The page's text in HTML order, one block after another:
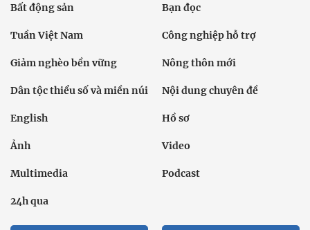
Bất động sản Bạn đọc
Tuần Việt Nam Công nghiệp hỗ trợ
Giảm nghèo bền vững Nông thôn mới
Dân tộc thiểu số và miền núi Nội dung chuyên đề
English Hồ sơ
Ảnh Video
Multimedia Podcast
24h qua